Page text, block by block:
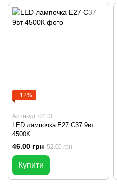
−12%
Артикул: 0413
LED лампочка E27 C37 9вт
4500К
46.00 грн 52.00 грн
Купити